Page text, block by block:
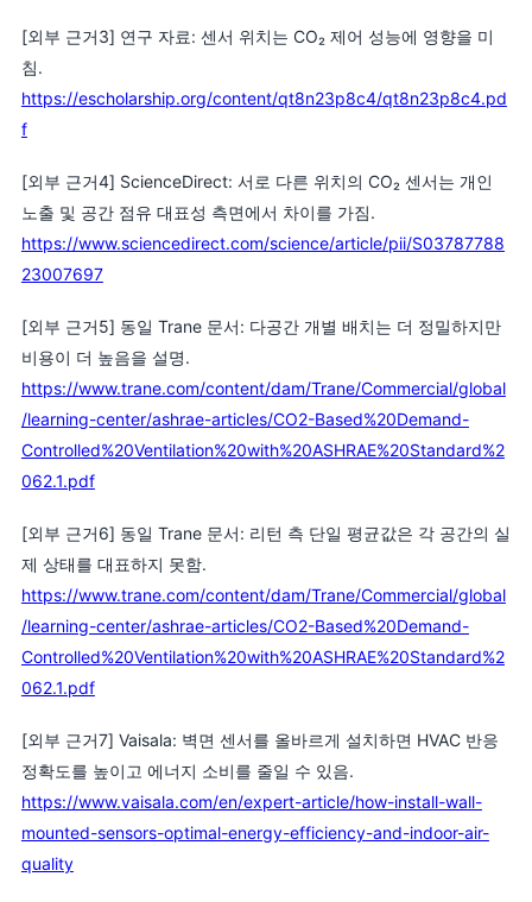
[외부 근거3] 연구 자료: 센서 위치는 CO₂ 제어 성능에 영향을 미
침.
https://escholarship.org/content/qt8n23p8c4/qt8n23p8c4.pd
f
[외부 근거4] ScienceDirect: 서로 다른 위치의 CO₂ 센서는 개인
노출 및 공간 점유 대표성 측면에서 차이를 가짐.
https://www.sciencedirect.com/science/article/pii/S03787788
23007697
[외부 근거5] 동일 Trane 문서: 다공간 개별 배치는 더 정밀하지만
비용이 더 높음을 설명.
https://www.trane.com/content/dam/Trane/Commercial/global
/learning-center/ashrae-articles/CO2-Based%20Demand-
Controlled%20Ventilation%20with%20ASHRAE%20Standard%2
062.1.pdf
[외부 근거6] 동일 Trane 문서: 리턴 측 단일 평균값은 각 공간의 실
제 상태를 대표하지 못함.
https://www.trane.com/content/dam/Trane/Commercial/global
/learning-center/ashrae-articles/CO2-Based%20Demand-
Controlled%20Ventilation%20with%20ASHRAE%20Standard%2
062.1.pdf
[외부 근거7] Vaisala: 벽면 센서를 올바르게 설치하면 HVAC 반응
정확도를 높이고 에너지 소비를 줄일 수 있음.
https://www.vaisala.com/en/expert-article/how-install-wall-
mounted-sensors-optimal-energy-efficiency-and-indoor-air-
quality